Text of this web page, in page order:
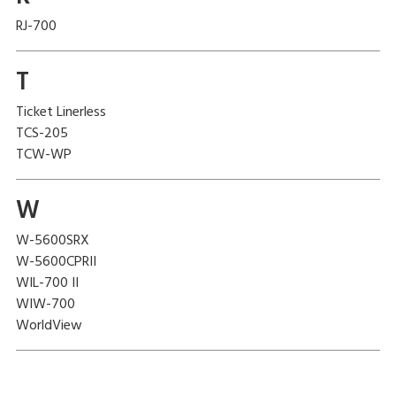
RJ-700
T
Ticket Linerless
TCS-205
TCW-WP
W
W-5600SRX
W-5600CPRII
WIL-700 II
WIW-700
WorldView